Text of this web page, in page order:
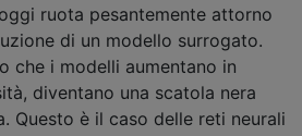
ruota pesantemente attorno
di un modello surrogato.
che i modelli aumentano in
diventano una scatola nera
Questo è il caso delle reti neurali